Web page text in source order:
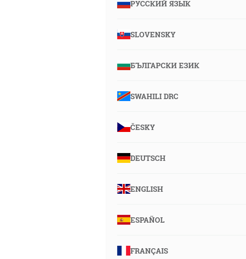
РУССКИЙ ЯЗЫК
SLOVENSKY
БЪЛГАРСКИ ЕЗИК
SWAHILI DRC
ČESKY
DEUTSCH
ENGLISH
ESPAÑOL
FRANÇAIS